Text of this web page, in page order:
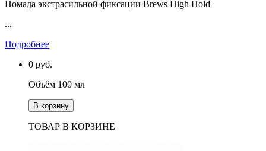
Помада экстрасильной фиксации Brews High Hold
...
Подробнее
0 руб.
Объём 100 мл
В корзину
ТОВАР В КОРЗИНЕ